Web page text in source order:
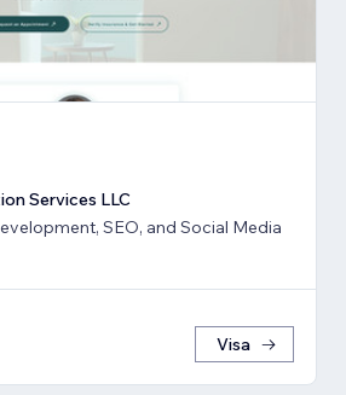
Services LLC
SEO, and Social Media
Visa